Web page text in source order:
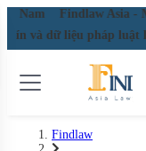
Nam
Findlaw Asia -
tín và dữ liệu pháp luật
Findlaw